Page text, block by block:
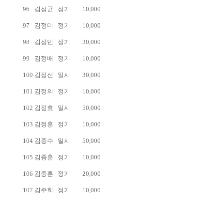
96 김정균 정기 10,000
97 김정미 정기 10,000
98 김정민 정기 30,000
99 김정배 정기 10,000
100 김정선 일시 30,000
101 김정의 정기 10,000
102 김정효 일시 50,000
103 김정훈 정기 10,000
104 김종수 일시 50,000
105 김종훈 정기 10,000
106 김종훈 정기 20,000
107 김주희 정기 10,000